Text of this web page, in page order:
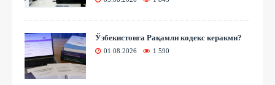
Ўзбекистонга Рақамли кодекс керакми?
01.08.2026 1 590